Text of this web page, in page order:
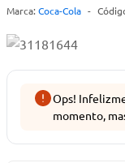
Marca: Coca-Cola -
Ops!
momento,